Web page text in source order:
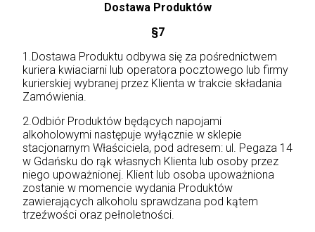
Dostawa Produktów
§7
1.Dostawa Produktu odbywa się za pośrednictwem
kuriera kwiaciarni lub operatora pocztowego lub firmy
kurierskiej wybranej przez Klienta w trakcie składania
Zamówienia.
2.Odbiór Produktów będących napojami
alkoholowymi następuje wyłącznie w sklepie
stacjonarnym Właściciela, pod adresem: ul. Pegaza 14
w Gdańsku do rąk własnych Klienta lub osoby przez
niego upoważnionej. Klient lub osoba upoważniona
zostanie w momencie wydania Produktów
zawierających alkoholu sprawdzana pod kątem
trzeźwości oraz pełnoletności.